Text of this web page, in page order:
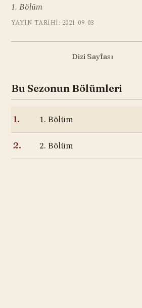
1. Bölüm
YAYIN TARIHI: 2021-09-03
Dizi Sayfası
Bu Sezonun Bölümleri
1. 1. Bölüm
2. 2. Bölüm